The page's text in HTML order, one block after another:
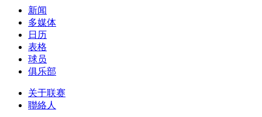
新闻
多媒体
日历
表格
球员
俱乐部
关于联赛
聯絡人